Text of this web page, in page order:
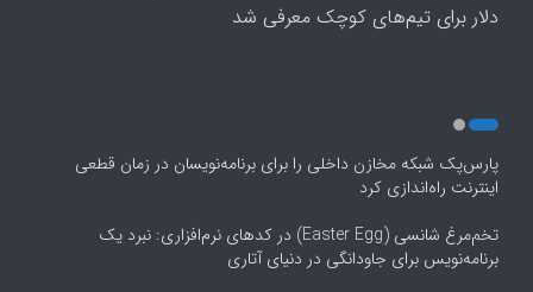
دلار برای تیم‌های کوچک معرفی شد
پارس‌پک شبکه مخازن داخلی را برای برنامه‌نویسان در زمان قطعی
اینترنت راه‌اندازی کرد
تخم‌مرغ شانسی (Easter Egg) در کدهای نرم‌افزاری: نبرد یک
برنامه‌نویس برای جاودانگی در دنیای آتاری